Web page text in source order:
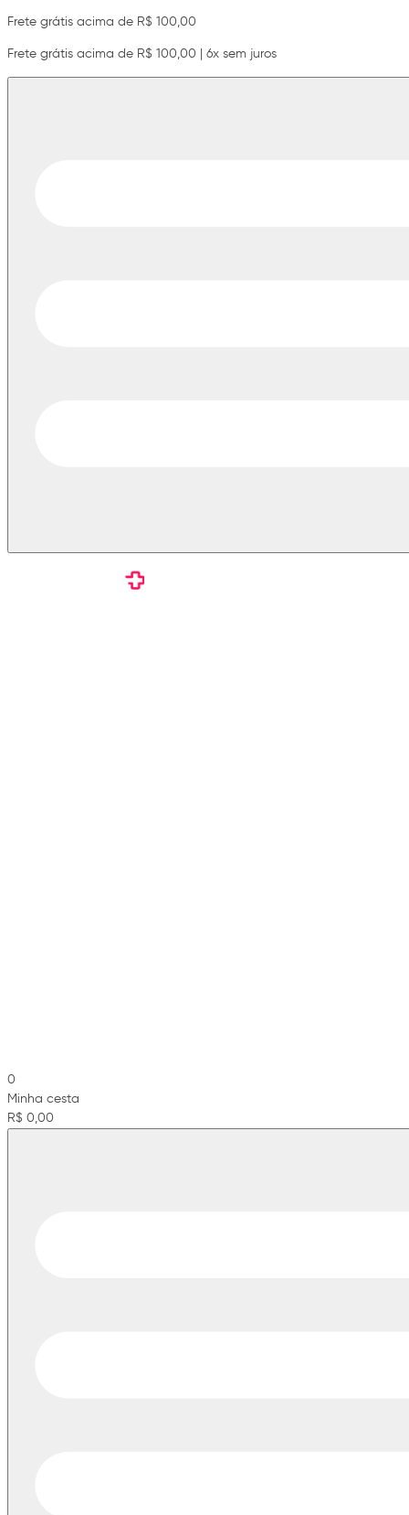
Frete grátis acima de R$ 100,00
Frete grátis acima de R$ 100,00 | 6x sem juros
0
Minha cesta
R$ 0,00